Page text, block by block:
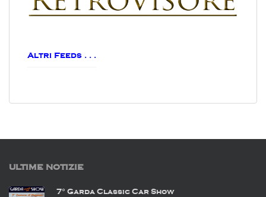
Altri Feeds . . .
ULTIME NOTIZIE
7° Garda Classic Car Show